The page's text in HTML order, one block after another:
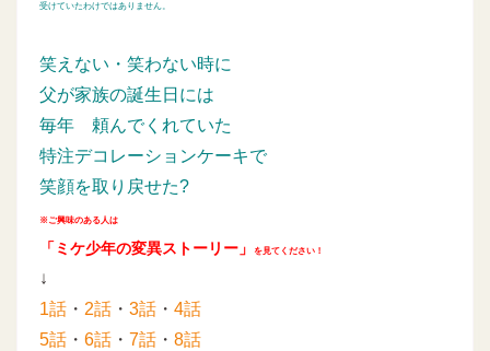
受けていたわけではありません。
笑えない・笑わない時に
父が家族の誕生日には
毎年 頼んでくれていた
特注デコレーションケーキで
笑顔を取り戻せた?
※ご興味のある人は
「ミケ少年の変異ストーリー」 を見てください！
↓
1話 ・ 2話 ・ 3話 ・ 4話
5話 ・ 6話 ・ 7話 ・ 8話